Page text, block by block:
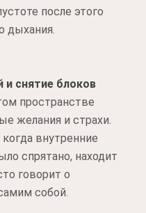
после этого
дыхания.
снятие блоков
пространстве
желания и страхи.
внутренние
спрятано, находит
говорит о
собой.